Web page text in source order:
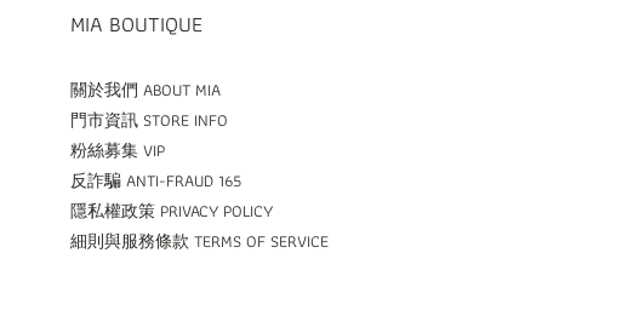
MIA BOUTIQUE
關於我們 ABOUT MIA
門市資訊 STORE INFO
粉絲募集 VIP
反詐騙 ANTI-FRAUD 165
隱私權政策 PRIVACY POLICY
細則與服務條款 TERMS OF SERVICE